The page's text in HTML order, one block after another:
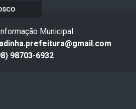
Municipal
98703-6932